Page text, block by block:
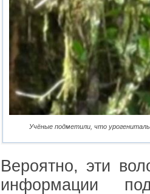
Учёные подметили, что
Вероятно, эти
информации